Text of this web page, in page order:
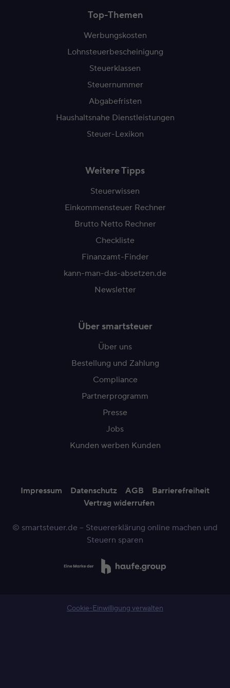
Top-Themen
Werbungskosten
Lohnsteuerbescheinigung
Steuerklassen
Steuernummer
Abgabefristen
Haushaltsnahe Dienstleistungen
Steuer-Lexikon
Weitere Tipps
Steuerwissen
Einkommensteuer Rechner
Brutto Netto Rechner
Checkliste
Finanzamt-Finder
kann-man-das-absetzen.de
Newsletter
Über smartsteuer
Über uns
Bestellung und Zahlung
Compliance
Partnerprogramm
Presse
Jobs
Kunden werben Kunden
Impressum Datenschutz AGB
Barrierefreiheit
Vertrag widerrufen
© smartsteuer.de – Steuererklärung online machen und
Steuern sparen
Cookie-Einwilligung verwalten